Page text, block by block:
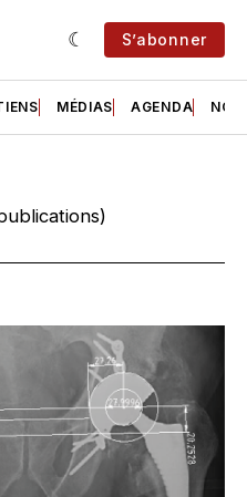
S’abonner
MÉDIAS AGENDA NOS